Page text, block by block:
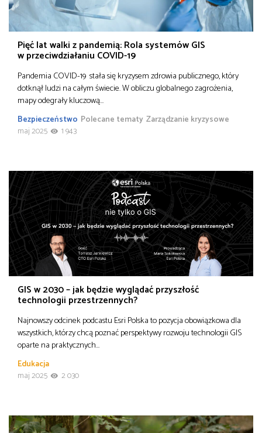
Pięć lat walki z pandemią: Rola systemów GIS
w przeciwdziałaniu COVID-19
Pandemia COVID-19 stała się kryzysem zdrowia publicznego, który
dotknął ludzi na całym świecie. W obliczu globalnego zagrożenia,
mapy odegrały kluczową…
Bezpieczeństwo Polecane tematy Zarządzanie kryzysowe
maj 2025
1 943
GIS w 2030 – jak będzie wyglądać przyszłość
technologii przestrzennych?
Najnowszy odcinek podcastu Esri Polska to pozycja obowiązkowa dla
wszystkich, którzy chcą poznać perspektywy rozwoju technologii GIS
oparte na praktycznych…
Edukacja
maj 2025
2 030